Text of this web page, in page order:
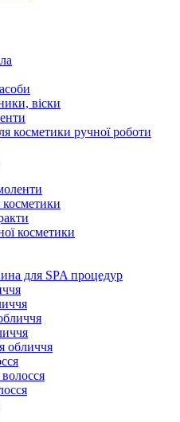
віски
косметики ручної роботи
косметики
для SPA процедур
обличчя